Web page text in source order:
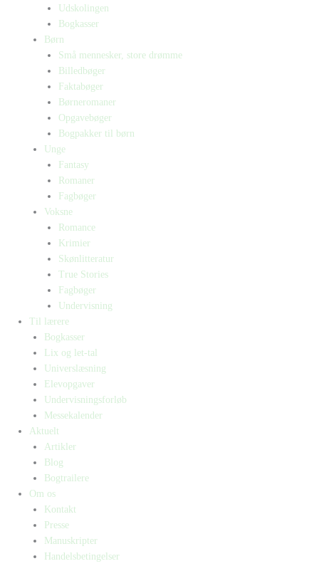
Udskolingen
Bogkasser
Børn
Små mennesker, store drømme
Billedbøger
Faktabøger
Børneromaner
Opgavebøger
Bogpakker til børn
Unge
Fantasy
Romaner
Fagbøger
Voksne
Romance
Krimier
Skønlitteratur
True Stories
Fagbøger
Undervisning
Til lærere
Bogkasser
Lix og let-tal
Universlæsning
Elevopgaver
Undervisningsforløb
Messekalender
Aktuelt
Artikler
Blog
Bogtrailere
Om os
Kontakt
Presse
Manuskripter
Handelsbetingelser